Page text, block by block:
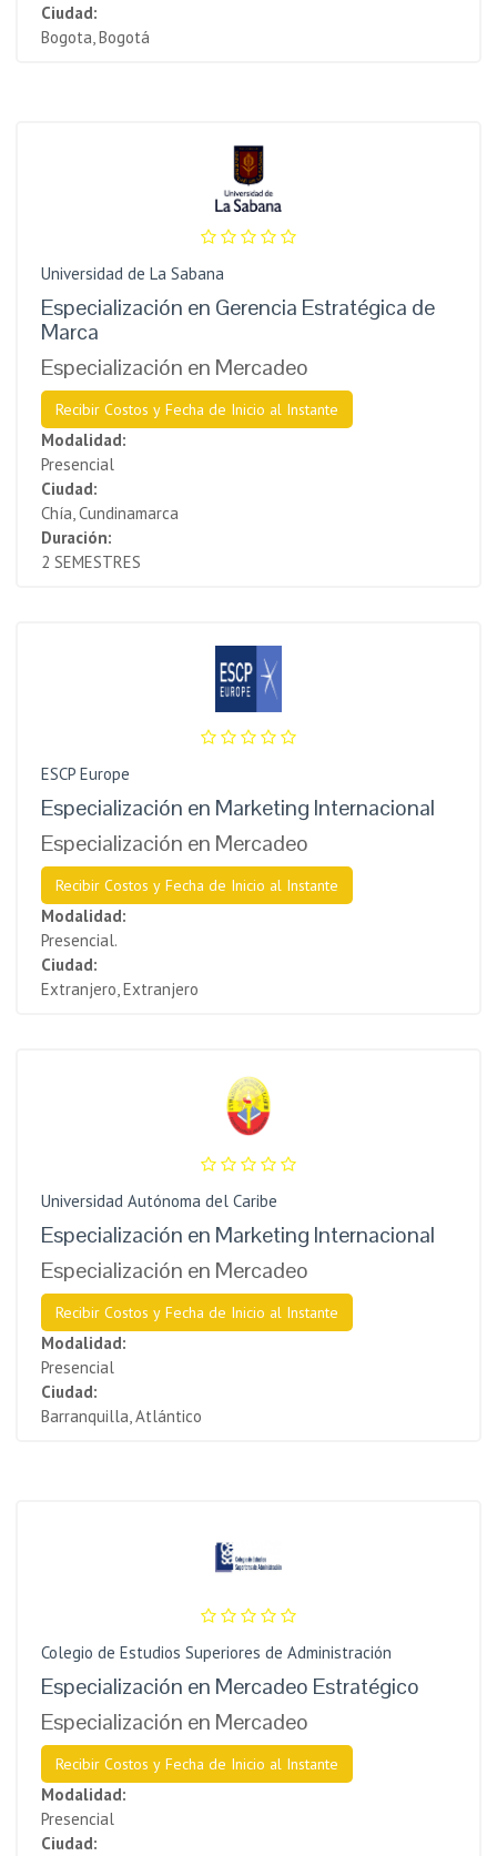
Ciudad:
Bogota, Bogotá
Universidad de La Sabana
Especialización en Gerencia Estratégica de
Marca
Especialización en Mercadeo
Recibir Costos y Fecha de Inicio al Instante
Modalidad:
Presencial
Ciudad:
Chía, Cundinamarca
Duración:
2 SEMESTRES
ESCP Europe
Especialización en Marketing Internacional
Especialización en Mercadeo
Recibir Costos y Fecha de Inicio al Instante
Modalidad:
Presencial.
Ciudad:
Extranjero, Extranjero
Universidad Autónoma del Caribe
Especialización en Marketing Internacional
Especialización en Mercadeo
Recibir Costos y Fecha de Inicio al Instante
Modalidad:
Presencial
Ciudad:
Barranquilla, Atlántico
Colegio de Estudios Superiores de Administración
Especialización en Mercadeo Estratégico
Especialización en Mercadeo
Recibir Costos y Fecha de Inicio al Instante
Modalidad:
Presencial
Ciudad: